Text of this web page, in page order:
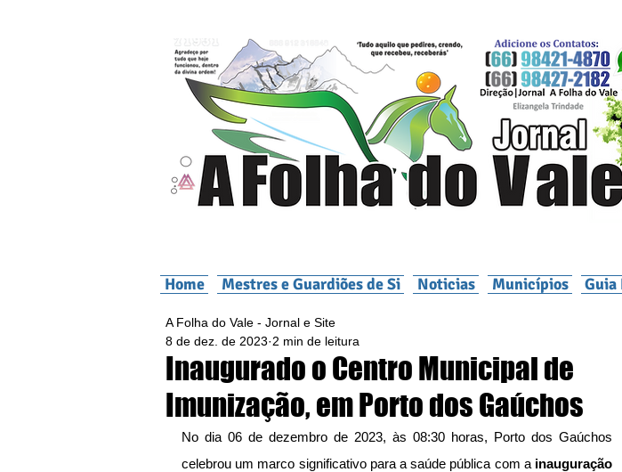
Home Mestres e Guardiões de Si Noticias Municípios Guia
Inaugurado o Centro Municipal de
Imunização, em Porto dos Gaúchos
A Folha do Vale - Jornal e Site
8 de dez. de 2023 2 min de leitura
No dia 06 de dezembro de 2023, às 08:30 horas, Porto dos Gaúchos
celebrou um marco significativo para a saúde pública com a inauguração